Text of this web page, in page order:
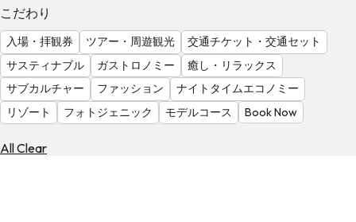
調
べ
る
天
気
を
見
る
こだわり
入場・拝観券 ツアー・周遊観光
交通チケット・交通セット
サスティナブル
ガストロノミー
癒し・リラックス
サブカルチャー
ファッション
ナイトタイムエコノミー
リゾート
フォトジェニック モデルコース Book Now
All Clear